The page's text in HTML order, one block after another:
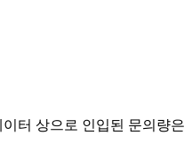
터 상으로 인입된 문의량은